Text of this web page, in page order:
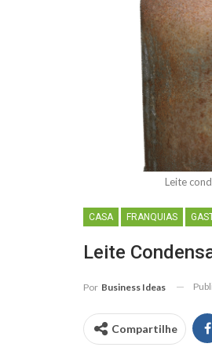
Leite
CASA FRANQUIAS
Leite
Por Business Ideas
Compartilhe